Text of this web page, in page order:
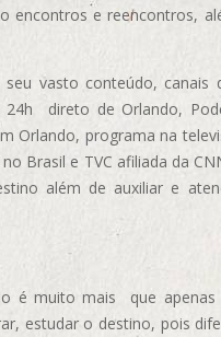
encontros e reencontros,
vasto conteúdo, canais
direto de Orlando,
Orlando, programa na
Brasil e TVC afiliada da
além de auxiliar e
é muito mais que apenas
estudar o destino, pois